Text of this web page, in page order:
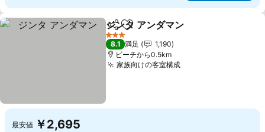
シェアお気に入りに追加
ジンタ アンダマン
3 ホテルのランク
8.1 満足
1,190
ビーチから0.5km
家族向けの客室構成
最安値 ￥2,695